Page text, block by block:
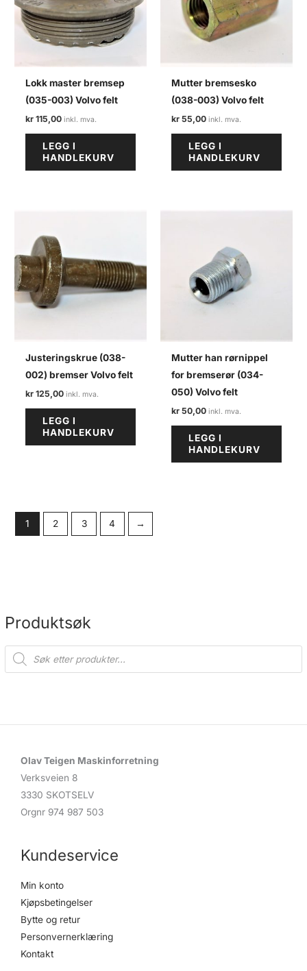
Produktsøk
P
d
Lokk master bremsep
(035-003) Volvo felt
kr 115,00
LEGG I
HANDLEKURV
Mutter bremsesko
(038-003) Volvo felt
kr 55,00
LEGG I
HANDLEKURV
Justeringskrue (038-
002) bremser Volvo felt
kr 125,00
LEGG I
HANDLEKURV
Mutter han rørnippel
for bremserør (034-
050) Volvo felt
kr 50,00
LEGG I
HANDLEKURV
1 2 3 4 →
Olav Teigen Maskinforretning
Verksveien 8
3330 SKOTSELV
Orgnr 974 987 503
Kundeservice
Min konto
Kjøpsbetingelser
Bytte og retur
Personvernerklæring
Kontakt